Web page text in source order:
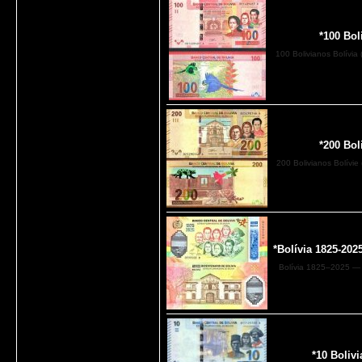
*100
100 Bolivianos Bolívia
*200
200 Bolivianos
*Bolívia 1825-
Bolívia 1825–2025 —
*10